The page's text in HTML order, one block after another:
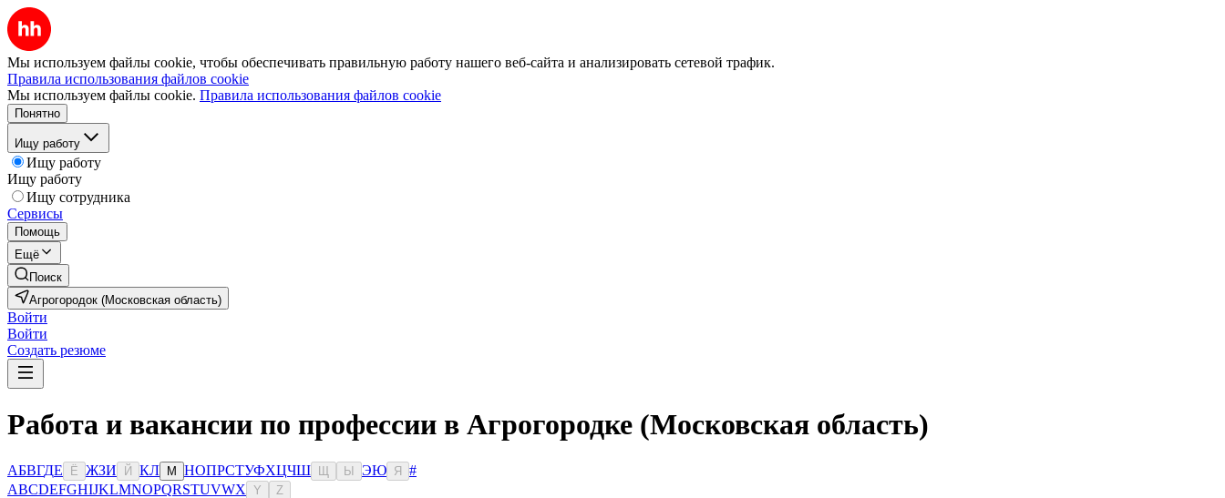
Мы используем файлы cookie, чтобы обеспечивать правильную работу нашего веб-сайта и анализировать сетевой трафик.
Правила использования файлов cookie
Мы используем файлы cookie. Правила использования файлов cookie
Понятно
Ищу работу
Ищу работу
Ищу работу
Ищу сотрудника
Сервисы
Помощь
Ещё
Поиск
Агрогородок (Московская область)
Войти
Войти
Создать резюме
Работа и вакансии по профессии в Агрогородке (Московская область)
АБВГДЕ Ё ЖЗИ Й КЛ М НОПРСТУФХЦЧШ Ы ЭЮ Я
#
ABCDEFGHIJKLMNOPQRSTUVWX Y Z